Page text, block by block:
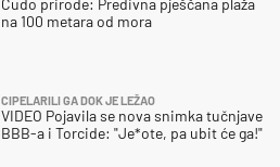
CIPELARILI GA DOK JE LEŽAO
VIDEO Pojavila se nova snimka tučnjave
BBB-a i Torcide: "Je*ote, pa ubit će ga!"
Čudo prirode: Predivna pješčana plaža
na 100 metara od mora